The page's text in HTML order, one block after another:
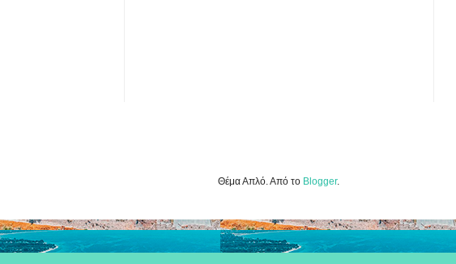
Θέμα Απλό. Από το Blogger.